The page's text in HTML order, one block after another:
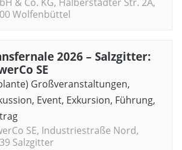
Wolfenbüttel
2026 – Salzgitter:
SE
Großveranstaltungen,
, Event, Exkursion, Führung,
SE, Industriestraße Nord,
Salzgitter